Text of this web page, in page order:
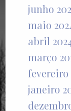
junho
maio
abril
março
fevereiro
janeiro